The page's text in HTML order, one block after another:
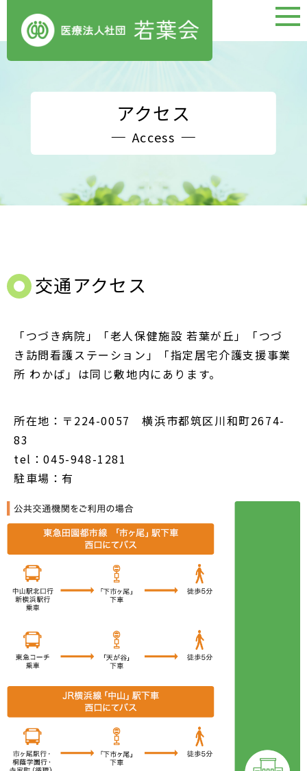
アクセス
Access
交通アクセス
「つづき病院」「老人保健施設 若葉が丘」「つづ
き訪問看護ステーション」「指定居宅介護支援事業
所 わかば」は同じ敷地内にあります。
所在地：〒224-0057 横浜市都筑区川和町2674-
83
tel：045-948-1281
駐車場：有